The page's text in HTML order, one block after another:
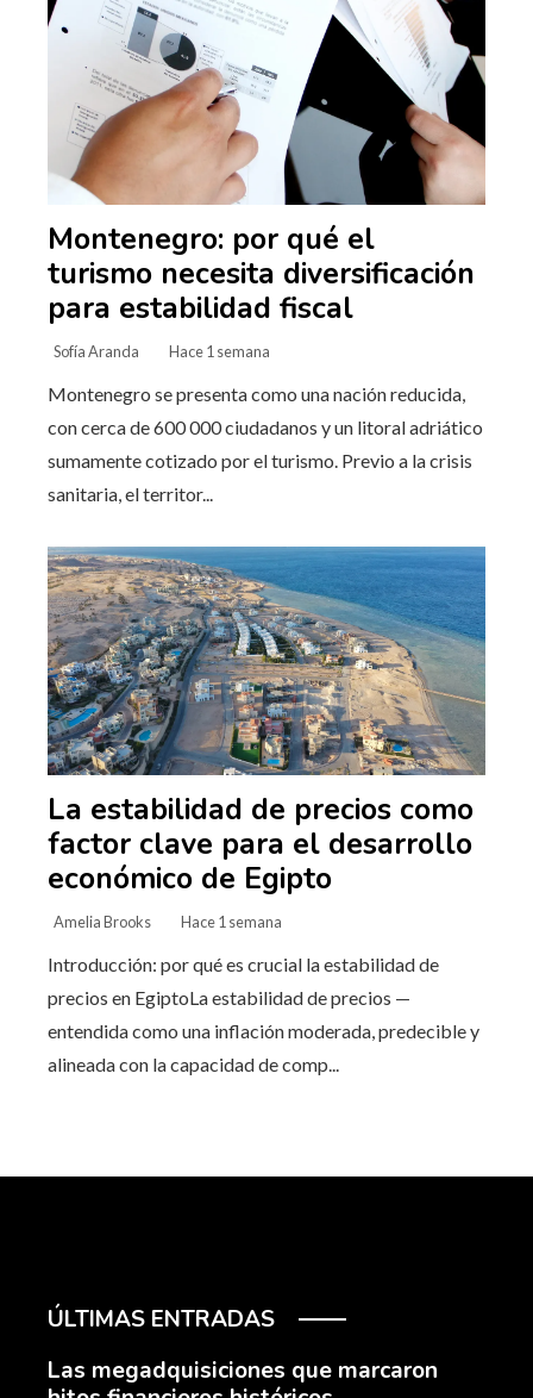
Montenegro: por qué el
turismo necesita diversificación
para estabilidad fiscal
Sofía Aranda Hace 1 semana
Montenegro se presenta como una nación reducida,
con cerca de 600 000 ciudadanos y un litoral adriático
sumamente cotizado por el turismo. Previo a la crisis
sanitaria, el territor...
La estabilidad de precios como
factor clave para el desarrollo
económico de Egipto
Amelia Brooks Hace 1 semana
Introducción: por qué es crucial la estabilidad de
precios en EgiptoLa estabilidad de precios —
entendida como una inflación moderada, predecible y
alineada con la capacidad de comp...
ÚLTIMAS ENTRADAS
Las megadquisiciones que marcaron